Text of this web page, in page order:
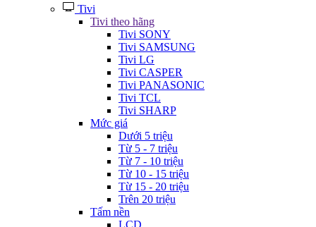
Tivi
Tivi theo hãng
Tivi SONY
Tivi SAMSUNG
Tivi LG
Tivi CASPER
Tivi PANASONIC
Tivi TCL
Tivi SHARP
Mức giá
Dưới 5 triệu
Từ 5 - 7 triệu
Từ 7 - 10 triệu
Từ 10 - 15 triệu
Từ 15 - 20 triệu
Trên 20 triệu
Tấm nền
LCD